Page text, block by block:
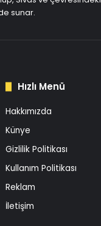
sunar.
Hızlı Menü
Hakkımızda
Künye
Gizlilik Politikası
Kullanım Politikası
Reklam
İletişim